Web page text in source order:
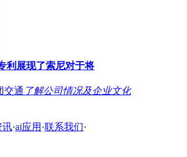
利展现了索尼对于将
交通 了解公司情况及企业文化
讯·ai应用 ·联系我们·